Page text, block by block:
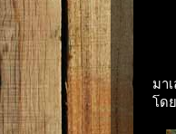
มา
โดย